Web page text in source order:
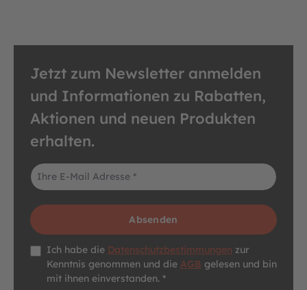
Jetzt zum Newsletter anmelden
und Informationen zu Rabatten,
Aktionen und neuen Produkten
erhalten.
E-Mail-Adresse*
Absenden
Datenschutz *
Ich habe die Datenschutzbestimmungen zur
Kenntnis genommen und die AGB gelesen und bin
mit ihnen einverstanden. *